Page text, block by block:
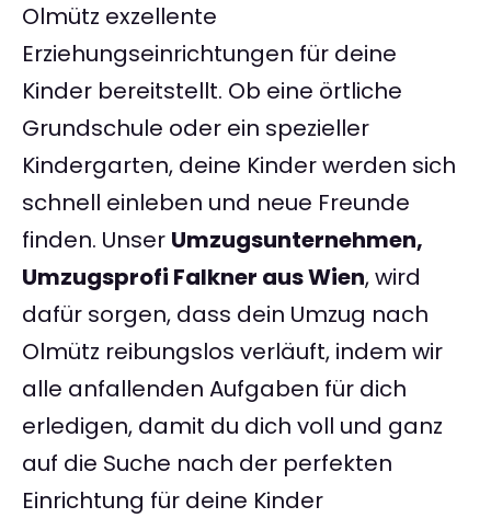
Olmütz exzellente
Erziehungseinrichtungen für deine
Kinder bereitstellt. Ob eine örtliche
Grundschule oder ein spezieller
Kindergarten, deine Kinder werden sich
schnell einleben und neue Freunde
finden. Unser Umzugsunternehmen,
Umzugsprofi Falkner aus Wien, wird
dafür sorgen, dass dein Umzug nach
Olmütz reibungslos verläuft, indem wir
alle anfallenden Aufgaben für dich
erledigen, damit du dich voll und ganz
auf die Suche nach der perfekten
Einrichtung für deine Kinder